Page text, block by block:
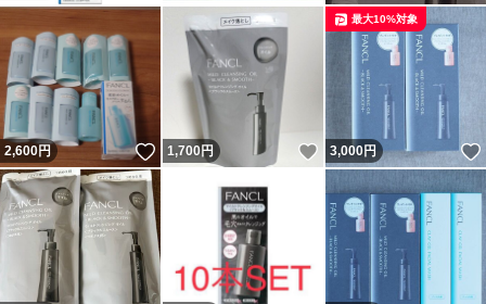
2,600円 いいね！
1,700円 いいね！
3,000円
最大10%対象